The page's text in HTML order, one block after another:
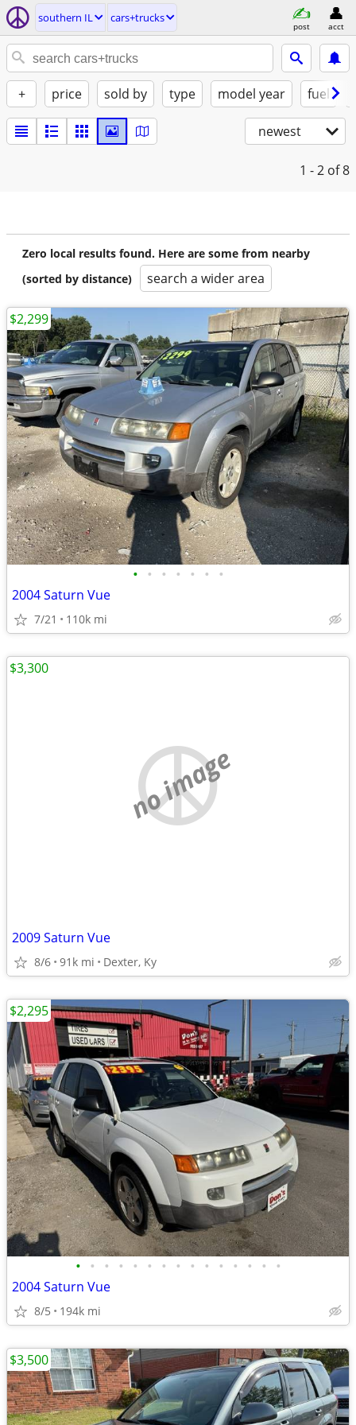
southern IL cars+trucks
post acct
+ price sold by type model year fuel
newest
1 - 2 of 8
Zero local results found. Here are some from nearby
(sorted by distance)
search a wider area
• • • • • • •
2004 Saturn Vue
7/21 110k mi
$2,299
no image
2009 Saturn Vue
8/6 91k mi Dexter, Ky
$3,300
• • • • • • • • • • • • • • •
2004 Saturn Vue
8/5 194k mi
$2,295
$3,500